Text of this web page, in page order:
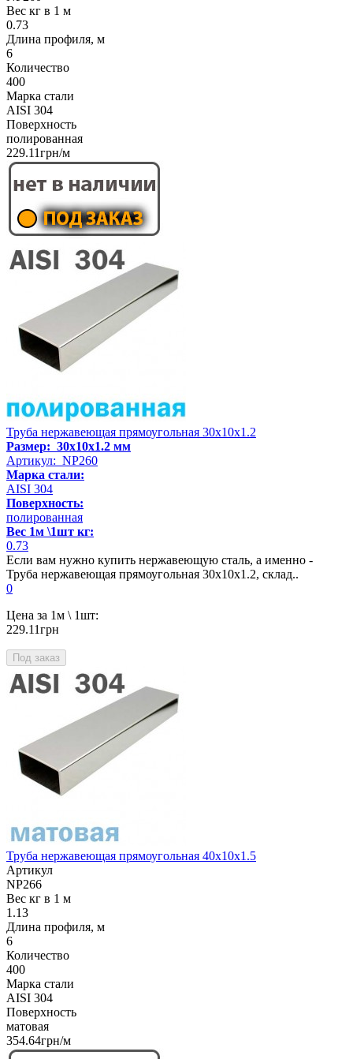
Вес кг в 1 м
0.73
Длина профиля, м
6
Количество
400
Марка стали
AISI 304
Поверхность
полированная
229.11грн/м
Труба нержавеющая прямоугольная 30х10х1.2
Размер: 30х10х1.2 мм
Артикул: NP260
Марка стали:
AISI 304
Поверхность:
полированная
Вес 1м \1шт кг:
0.73
Если вам нужно купить нержавеющую сталь, а именно -
Труба нержавеющая прямоугольная 30х10х1.2, склад..
0
Цена за 1м \ 1шт:
229.11грн
Под заказ
Труба нержавеющая прямоугольная 40х10х1.5
Артикул
NP266
Вес кг в 1 м
1.13
Длина профиля, м
6
Количество
400
Марка стали
AISI 304
Поверхность
матовая
354.64грн/м